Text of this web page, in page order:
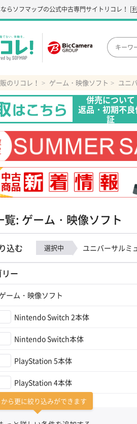
らソフマップの公式中古専門サイト リコレ！ [
のリコレ！ ゲーム・映像ソフト ユニ
併売について
返品・初期不
証
覧: ゲーム・映像ソフト
込む 選択中 ユニバーサルミ
ー
ゲーム・映像ソフト
Nintendo Switch 2本体
Nintendo Switch本体
PlayStation 5本体
PlayStation 4本体
Xbox Series X / S本体
から更に絞り込みができます